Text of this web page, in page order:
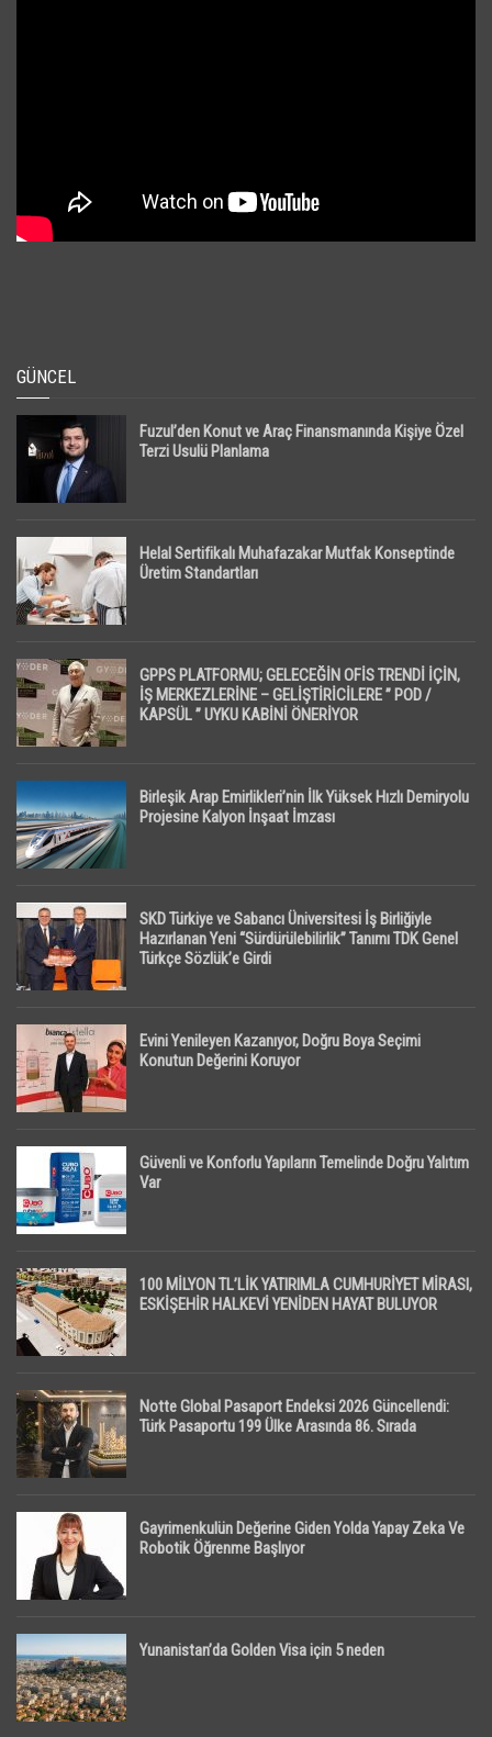
GÜNCEL
Fuzul’den Konut ve Araç Finansmanında Kişiye Özel
Terzi Usulü Planlama
Helal Sertifikalı Muhafazakar Mutfak Konseptinde
Üretim Standartları
GPPS PLATFORMU; GELECEĞİN OFİS TRENDİ İÇİN,
İŞ MERKEZLERİNE – GELİŞTİRİCİLERE ” POD /
KAPSÜL ” UYKU KABİNİ ÖNERİYOR
Birleşik Arap Emirlikleri’nin İlk Yüksek Hızlı Demiryolu
Projesine Kalyon İnşaat İmzası
SKD Türkiye ve Sabancı Üniversitesi İş Birliğiyle
Hazırlanan Yeni “Sürdürülebilirlik” Tanımı TDK Genel
Türkçe Sözlük’e Girdi
Evini Yenileyen Kazanıyor, Doğru Boya Seçimi
Konutun Değerini Koruyor
Güvenli ve Konforlu Yapıların Temelinde Doğru Yalıtım
Var
100 MİLYON TL’LİK YATIRIMLA CUMHURİYET MİRASI,
ESKİŞEHİR HALKEVİ YENİDEN HAYAT BULUYOR
Notte Global Pasaport Endeksi 2026 Güncellendi:
Türk Pasaportu 199 Ülke Arasında 86. Sırada
Gayrimenkulün Değerine Giden Yolda Yapay Zeka Ve
Robotik Öğrenme Başlıyor
Yunanistan’da Golden Visa için 5 neden